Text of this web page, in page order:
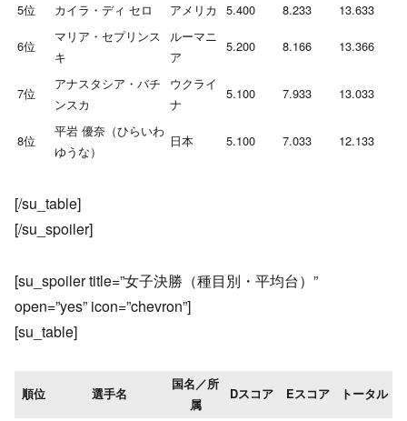
5位 カイラ・ディ セロ アメリカ 5.400 8.233 13.633
6位
マリア・セプリンス
キ
ルーマニ
ア
5.200 8.166 13.366
7位
アナスタシア・バチ
ンスカ
ウクライ
ナ
5.100 7.933 13.033
8位
平岩 優奈（ひらいわ
ゆうな）
日本 5.100 7.033 12.133
[/su_table]
[/su_spoiler]
[su_spoiler title=”女子決勝（種目別・平均台）”
open=”yes” icon=”chevron”]
[su_table]
順位 選手名
国名／所
属
Dスコア Eスコア トータル